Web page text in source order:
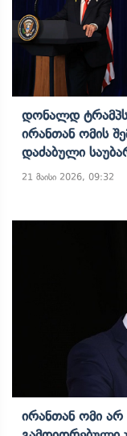
Დონალდ
Ირანთან Ომის
Დაძაბული
21 მაისი 2026, 09:32
Ირანთან Ომი